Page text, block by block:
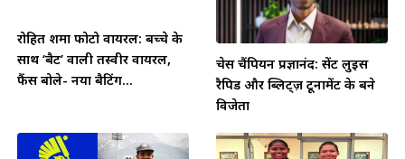
रोहित शर्मा फोटो वायरल: बच्चे के
साथ ‘बैट’ वाली तस्वीर वायरल,
फैंस बोले- नया बैटिंग...
चेस चैंपियन प्रज्ञानंद: सेंट लुइस
रैपिड और ब्लिट्ज़ टूर्नामेंट के बने
विजेता